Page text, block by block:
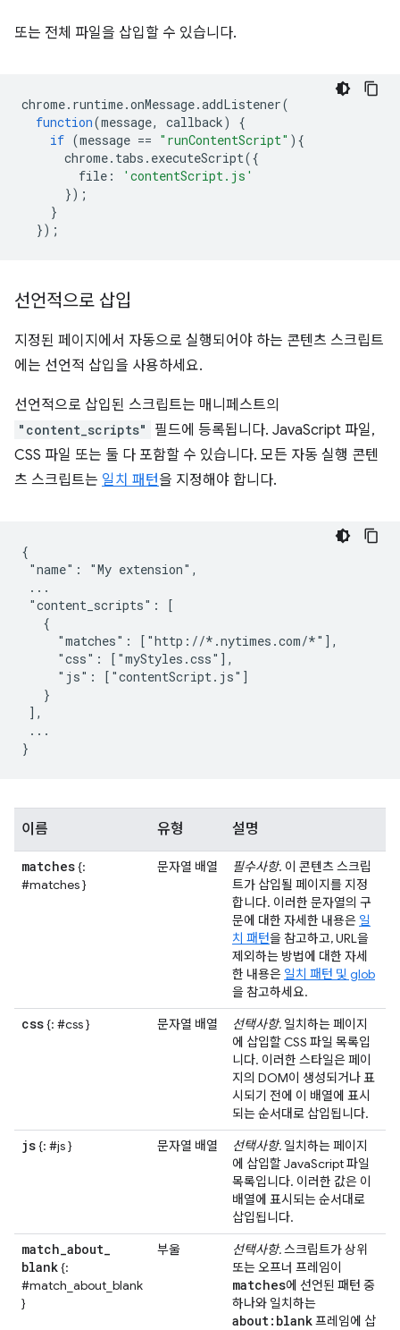
또는 전체 파일을 삽입할 수 있습니다.
chrome. runtime.onMessage.addListener(
function(message, callback)
{
if (message == "runContentScript" ){
chrome. tabs . executeScript({
file :
'contentScript.js'
});
}
});
선언적으로 삽입
지정된 페이지에서 자동으로 실행되어야 하는 콘텐츠 스크립트
에는 선언적 삽입을 사용하세요.
선언적으로 삽입된 스크립트는 매니페스트의
"content_scripts"
필드에 등록됩니다. JavaScript 파일,
CSS 파일 또는 둘 다 포함할 수 있습니다. 모든 자동 실행 콘텐
츠 스크립트는 일치 패턴을 지정해야 합니다.
{
"name": "My extension",
...
"content_scripts": [
   {
     "matches": ["http://*.nytimes.com/*"],
     "css": ["myStyles.css"],
     "js": ["contentScript.js"]
   }
],
...
이름 유형 설명
matches{:
#matches }
문자열 배열 필수사항. 이 콘텐츠 스크립
트가 삽입될 페이지를 지정
합니다. 이러한 문자열의 구
문에 대한 자세한 내용은 일
치 패턴을 참고하고, URL을
제외하는 방법에 대한 자세
한 내용은 일치 패턴 및 glob
을 참고하세요.
css{: #css } 문자열 배열 선택사항. 일치하는 페이지
에 삽입할 CSS 파일 목록입
니다. 이러한 스타일은 페이
지의 DOM이 생성되거나 표
시되기 전에 이 배열에 표시
되는 순서대로 삽입됩니다.
js{: #js } 문자열 배열 선택사항. 일치하는 페이지
에 삽입할 JavaScript 파일
목록입니다. 이러한 값은 이
배열에 표시되는 순서대로
삽입됩니다.
match_about_
blank{:
#match_about_blank
}
부울 선택사항.스크립트가 상위
또는 오프너 프레임이
matches에 선언된 패턴 중
하나와 일치하는
about:blank프레임에 삽